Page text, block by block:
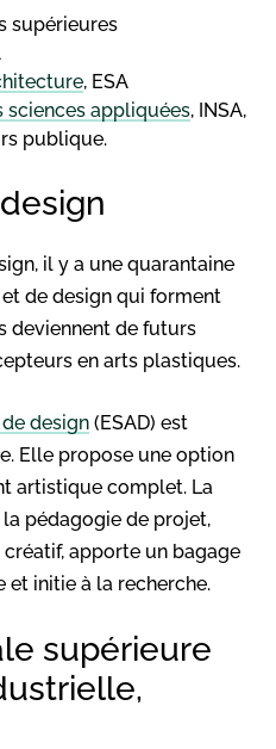
supérieures
, ESA
appliquées, INSA,
publique.
il y a une quarantaine
et de design qui forment
deviennent de futurs
en arts plastiques.
design (ESAD) est
Elle propose une option
artistique complet. La
pédagogie de projet,
apporte un bagage
initie à la recherche.
supérieure